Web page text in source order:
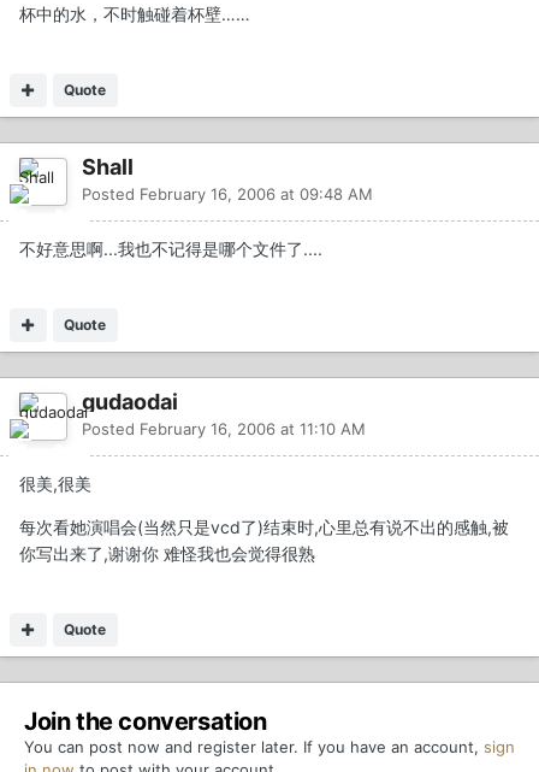
杯中的水，不时触碰着杯壁……
Quote
Shall
Posted February 16, 2006 at 09:48 AM
不好意思啊...我也不记得是哪个文件了....
Quote
gudaodai
Posted February 16, 2006 at 11:10 AM
很美,很美
每次看她演唱会(当然只是vcd了)结束时,心里总有说不出的感触,被
你写出来了,谢谢你 难怪我也会觉得很熟
Quote
Join the conversation
You can post now and register later. If you have an account, sign